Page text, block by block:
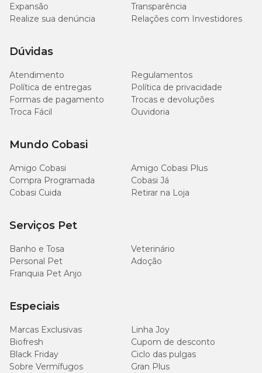
Expansão
Transparência
Realize sua denúncia
Relações com Investidores
Dúvidas
Atendimento
Regulamentos
Política de entregas
Política de privacidade
Formas de pagamento
Trocas e devoluções
Troca Fácil
Ouvidoria
Mundo Cobasi
Amigo Cobasi
Amigo Cobasi Plus
Compra Programada
Cobasi Já
Cobasi Cuida
Retirar na Loja
Serviços Pet
Banho e Tosa
Veterinário
Personal Pet
Adoção
Franquia Pet Anjo
Especiais
Marcas Exclusivas
Linha Joy
Biofresh
Cupom de desconto
Black Friday
Ciclo das pulgas
Sobre Vermífugos
Gran Plus